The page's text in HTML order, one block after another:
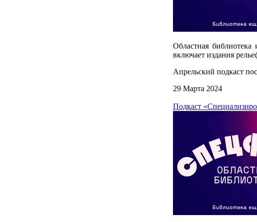
Областная
включает издания
Апрельский подкаст
29 Марта 2024
Подкаст